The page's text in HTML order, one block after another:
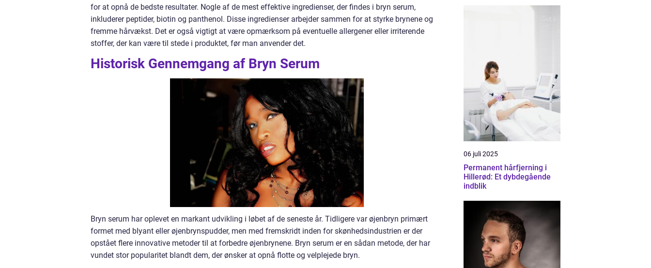
for at opnå de bedste resultater. Nogle af de mest effektive ingredienser, der findes i bryn serum,
inkluderer peptider, biotin og panthenol. Disse ingredienser arbejder sammen for at styrke brynene og
fremme hårvækst. Det er også vigtigt at være opmærksom på eventuelle allergener eller irriterende
stoffer, der kan være til stede i produktet, før man anvender det.
Historisk Gennemgang af Bryn Serum
Bryn serum har oplevet en markant udvikling i løbet af de seneste år. Tidligere var øjenbryn primært
formet med blyant eller øjenbrynspudder, men med fremskridt inden for skønhedsindustrien er der
opstået flere innovative metoder til at forbedre øjenbrynene. Bryn serum er en sådan metode, der har
vundet stor popularitet blandt dem, der ønsker at opnå flotte og velplejede bryn.
06 juli 2025
Permanent hårfjerning i
Hillerød: Et dybdegående
indblik